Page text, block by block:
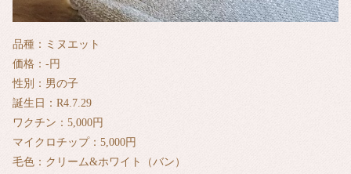
品種：ミヌエット
価格：‐円
性別：男の子
誕生日：R4.7.29
ワクチン：5,000円
マイクロチップ：5,000円
毛色：クリーム&ホワイト（バン）